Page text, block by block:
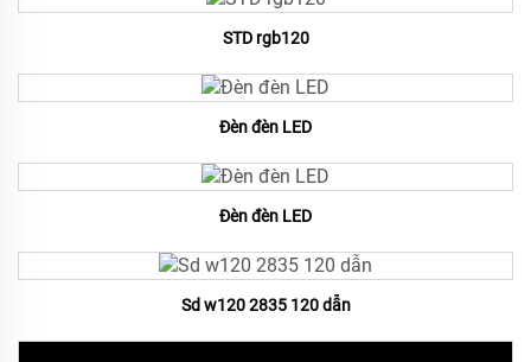
STD rgb120
Đèn đèn LED
Đèn đèn LED
Sd w120 2835 120 dẫn